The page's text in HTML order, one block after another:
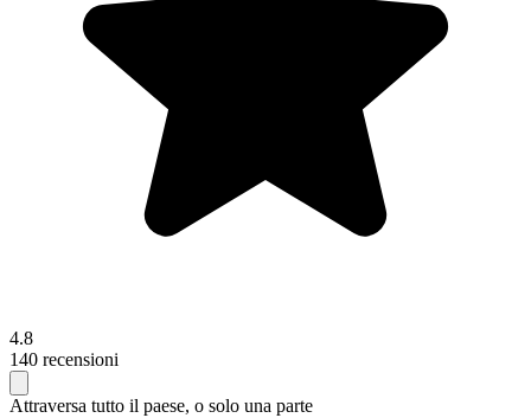
4.8
140 recensioni
Attraversa tutto il paese, o solo una parte